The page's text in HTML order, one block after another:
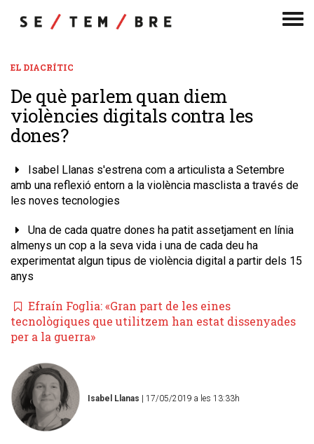
EL DIACRÍTIC
De què parlem quan diem
violències digitals contra les
dones?
Isabel Llanas s'estrena com a articulista a Setembre
amb una reflexió entorn a la violència masclista a través de
les noves tecnologies
Una de cada quatre dones ha patit assetjament en línia
almenys un cop a la seva vida i una de cada deu ha
experimentat algun tipus de violència digital a partir dels 15
anys
Efraín Foglia: «Gran part de les eines
tecnològiques que utilitzem han estat dissenyades
per a la guerra»
Isabel Llanas | 17/05/2019 a les 13:33h